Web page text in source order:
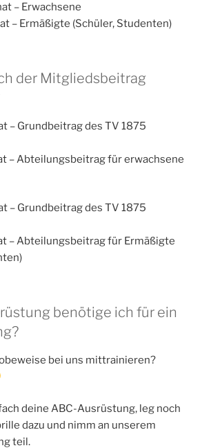
– Erwachsene
– Ermäßigte (Schüler, Studenten)
der Mitgliedsbeitrag
– Grundbeitrag des TV 1875
– Abteilungsbeitrag für erwachsene
– Grundbeitrag des TV 1875
– Abteilungsbeitrag für Ermäßigte
benötige ich für ein
bei uns mittrainieren?
deine ABC-Ausrüstung, leg noch
dazu und nimm an unserem
teil.